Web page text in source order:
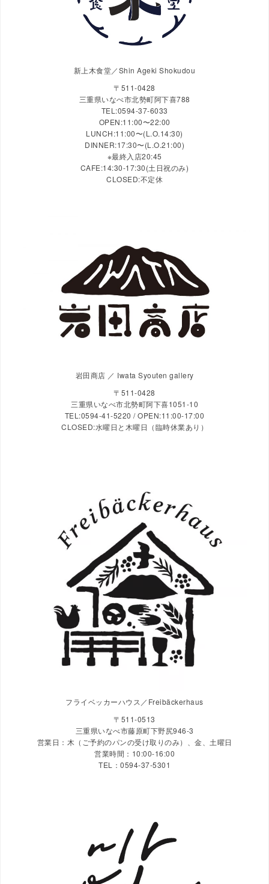
新上木食堂／Shin Ageki Shokudou
〒511-0428
三重県いなべ市北勢町阿下喜788
TEL:0594-37-6033
OPEN:11:00〜22:00
LUNCH:11:00〜(L.O.14:30)
DINNER:17:30〜(L.O.21:00)
※最終入店20:45
CAFE:14:30-17:30(土日祝のみ)
CLOSED:不定休
岩田商店 ／ Iwata Syouten gallery
〒511-0428
三重県いなべ市北勢町阿下喜1051-10
TEL:0594-41-5220 / OPEN:11:00-17:00
CLOSED:水曜日と木曜日（臨時休業あり）
フライベッカーハウス／Freibäckerhaus
〒511-0513
三重県いなべ市藤原町下野尻946-3
営業日：木（ご予約のパンの受け取りのみ）、金、土曜日
営業時間：10:00-16:00
TEL：0594-37-5301